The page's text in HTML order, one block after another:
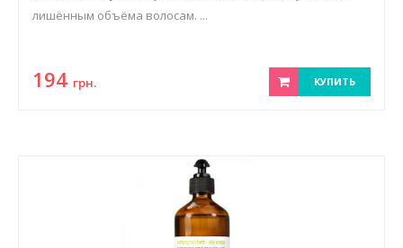
лишённым объёма волосам. ...
194 грн. КУПИТЬ